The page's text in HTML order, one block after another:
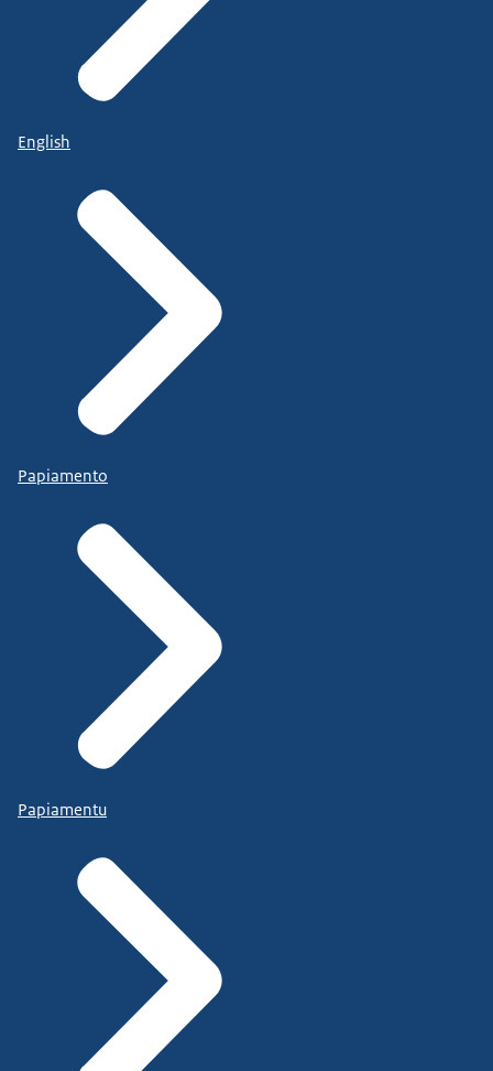
English
Papiamento
Papiamentu